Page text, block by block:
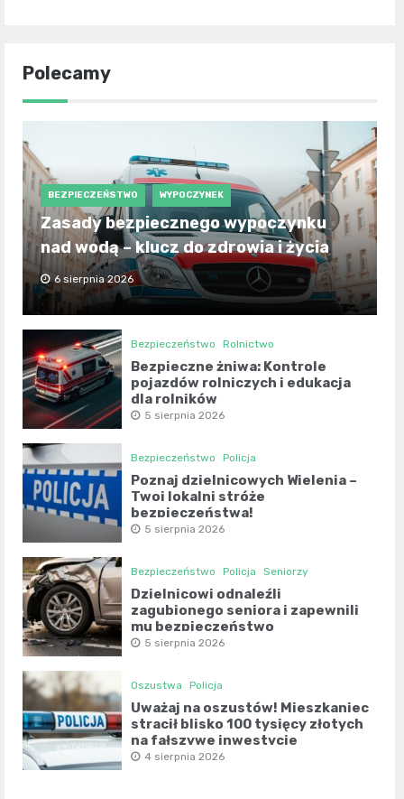
Polecamy
BEZPIECZEŃSTWO WYPOCZYNEK
Zasady bezpiecznego wypoczynku
nad wodą – klucz do zdrowia i życia
6 sierpnia 2026
Bezpieczeństwo Rolnictwo
Bezpieczne żniwa: Kontrole
pojazdów rolniczych i edukacja
dla rolników
5 sierpnia 2026
Bezpieczeństwo Policja
Poznaj dzielnicowych Wielenia –
Twoi lokalni stróże
bezpieczeństwa!
5 sierpnia 2026
Bezpieczeństwo Policja Seniorzy
Dzielnicowi odnaleźli
zagubionego seniora i zapewnili
mu bezpieczeństwo
5 sierpnia 2026
Oszustwa Policja
Uważaj na oszustów! Mieszkaniec
stracił blisko 100 tysięcy złotych
na fałszywe inwestycje
4 sierpnia 2026